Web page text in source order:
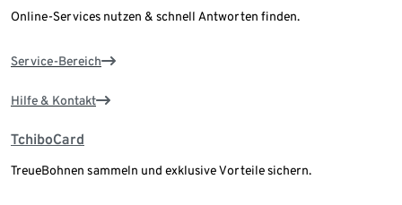
Online-Services nutzen & schnell Antworten finden.
Service-Bereich
Hilfe & Kontakt
TchiboCard
TreueBohnen sammeln und exklusive Vorteile sichern.